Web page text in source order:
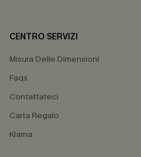
CENTRO SERVIZI
Misura Delle Dimensioni
Faqs
Contattateci
Carta Regalo
Klarna